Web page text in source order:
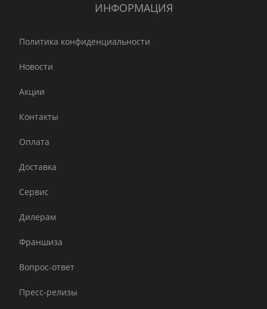
ИНФОРМАЦИЯ
Политика конфиденциальности
Новости
Акции
Контакты
Оплата
Доставка
Сервис
Дилерам
Франшиза
Вопрос-ответ
Пресс-релизы